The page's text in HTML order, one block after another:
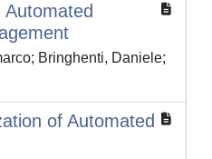
Bringhenti, Daniele;
of Automated